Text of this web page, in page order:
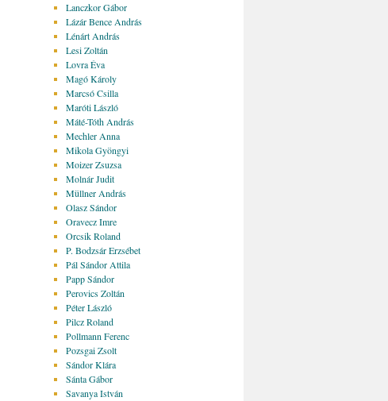
Lanczkor Gábor
Lázár Bence András
Lénárt András
Lesi Zoltán
Lovra Éva
Magó Károly
Marcsó Csilla
Maróti László
Máté-Tóth András
Mechler Anna
Mikola Gyöngyi
Moizer Zsuzsa
Molnár Judit
Müllner András
Olasz Sándor
Oravecz Imre
Orcsik Roland
P. Bodzsár Erzsébet
Pál Sándor Attila
Papp Sándor
Perovics Zoltán
Péter László
Pilcz Roland
Pollmann Ferenc
Pozsgai Zsolt
Sándor Klára
Sánta Gábor
Savanya István